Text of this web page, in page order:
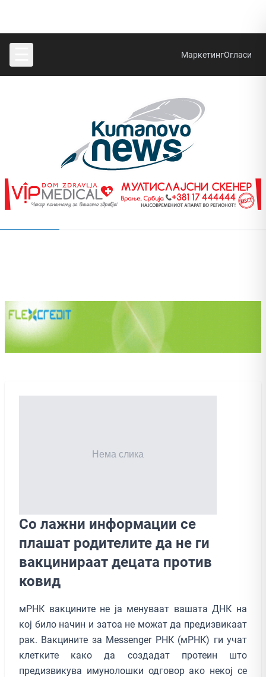
МаркетингОгласи
Со лажни информации се
плашат родителите да не ги
вакцинираат децата против
ковид
мРНК вакцините не ја менуваат вашата ДНК на
кој било начин и затоа не можат да предизвикаат
рак. Вакцините за Messenger РНК (мРНК) ги учат
клетките како да создадат протеин што
предизвикува имунолошки одговор ако некој се